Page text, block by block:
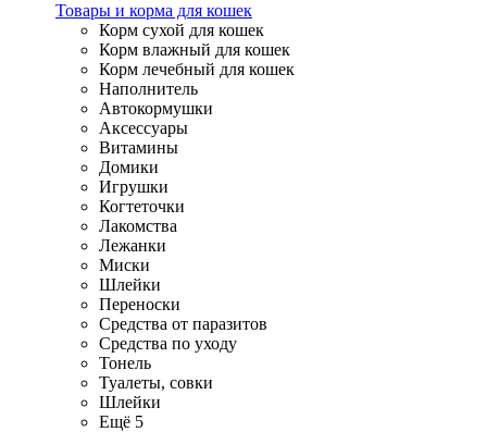
Товары и корма для кошек
Корм сухой для кошек
Корм влажный для кошек
Корм лечебный для кошек
Наполнитель
Автокормушки
Аксессуары
Витамины
Домики
Игрушки
Когтеточки
Лакомства
Лежанки
Миски
Шлейки
Переноски
Средства от паразитов
Средства по уходу
Тонель
Туалеты, совки
Шлейки
Ещё 5